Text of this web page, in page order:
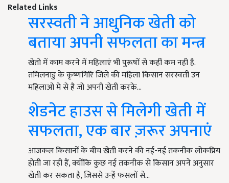
Related Links
सरस्वती ने आधुनिक खेती को
बताया अपनी सफलता का मन्त्र
खेतो में काम करने में महिलाएं भी पुरूषों से कहीं कम नही हैं.
तमिलनाडु के कृष्णगिरि जिले की महिला किसान सरस्वती उन
महिलाओ मे से है जो अपनी खेती करके…
शेडनेट हाउस से मिलेगी खेती में
सफलता, एक बार ज़रूर अपनाएं
आजकल किसानों के बीच खेती करने की नई-नई तकनीक लोकप्रिय
होती जा रही हैं, क्योंकि कुछ नई तकनीक से किसान अपने अनुसार
खेती कर सकता है, जिससे उन्हें फसलों से…